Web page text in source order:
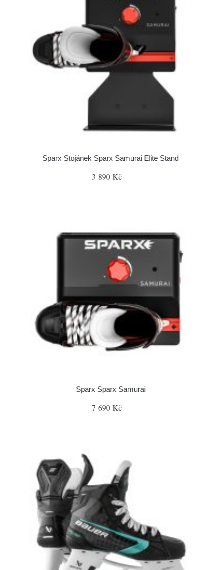
Sparx Stojánek Sparx Samurai Elite Stand
3 890 Kč
Sparx Sparx Samurai
7 690 Kč